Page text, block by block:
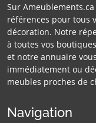
Sur
références pour tous
décoration. Notre
à toutes vos
et notre annuaire
immédiatement ou
meubles proches de
Navigation